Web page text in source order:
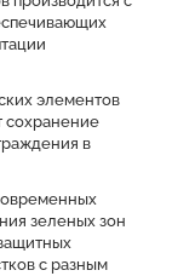
элементов
сохранение
в
зеленых зон
с разным